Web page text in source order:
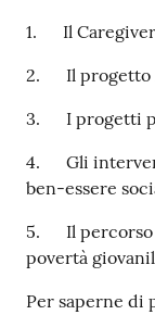
1. Il Caregiver
2. Il progetto
3. I progetti
4. Gli
ben-essere
5. Il percorso
povertà
Per saperne di